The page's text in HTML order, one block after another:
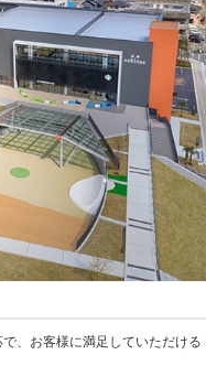
、お客様に満足していただける